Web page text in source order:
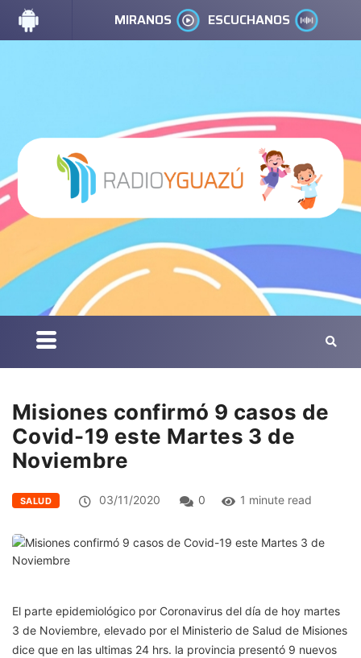
MIRANOS ESCUCHANOS
Misiones confirmó 9 casos de
Covid-19 este Martes 3 de
Noviembre
SALUD 03/11/2020 0 1 minute read
El parte epidemiológico por Coronavirus del día de hoy martes
3 de Noviembre, elevado por el Ministerio de Salud de Misiones
dice que en las ultimas 24 hrs. la provincia presentó 9 nuevos